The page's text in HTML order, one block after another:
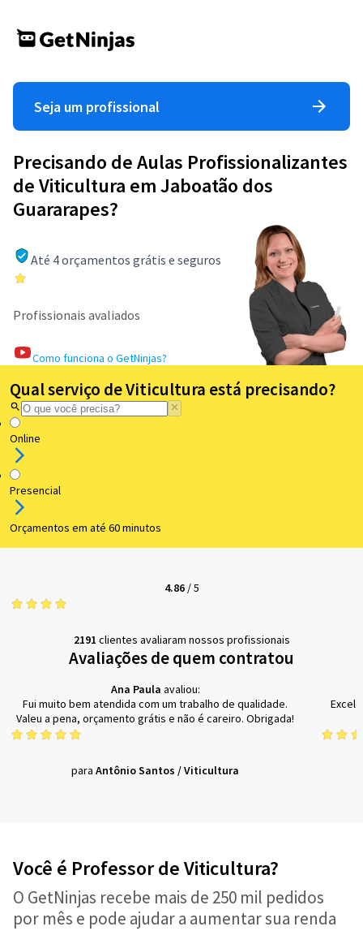
Seja um profissional
Precisando de Aulas Profissionalizantes
de Viticultura em Jaboatão dos
Guararapes?
Até 4 orçamentos grátis e seguros
Profissionais avaliados
Como funciona o GetNinjas?
Qual serviço de Viticultura está precisando?
Online
Presencial
Orçamentos em até 60 minutos
4.86/5
2191 clientes avaliaram nossos profissionais
Avaliações de quem contratou
Ana Paula avaliou:
Fui muito bem atendida com um trabalho de qualidade.
Valeu a pena, orçamento grátis e não é careiro. Obrigada!
para Antônio Santos /Viticultura
Você é Professor de Viticultura?
O GetNinjas recebe mais de 250 mil pedidos
por mês e pode ajudar a aumentar sua renda